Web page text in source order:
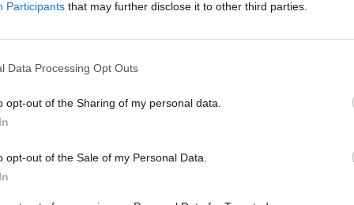
Participants that may further disclose it to other third parties.
Data Processing Opt Outs
opt-out of the Sharing of my personal data.
opt-out of the Sale of my Personal Data.
: “Peccato perNiang, era in una
massimo.
sopperire alle tante assenze. Contro il Toro
ma purtroppo questa settimana si è
a riportare attenzione sulla squadra